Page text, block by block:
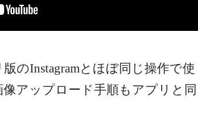
のInstagramとほぼ同じ操作で使
アップロード手順もアプリと同